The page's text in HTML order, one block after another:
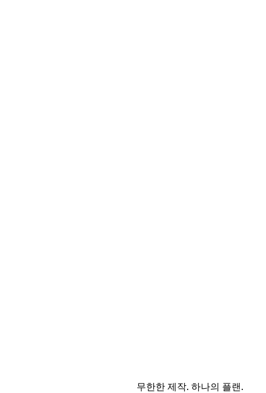
무한한 제작. 하나의 플랜.